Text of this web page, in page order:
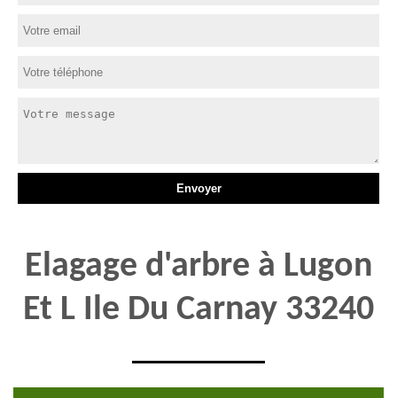
Elagage d'arbre à Lugon
Et L Ile Du Carnay 33240